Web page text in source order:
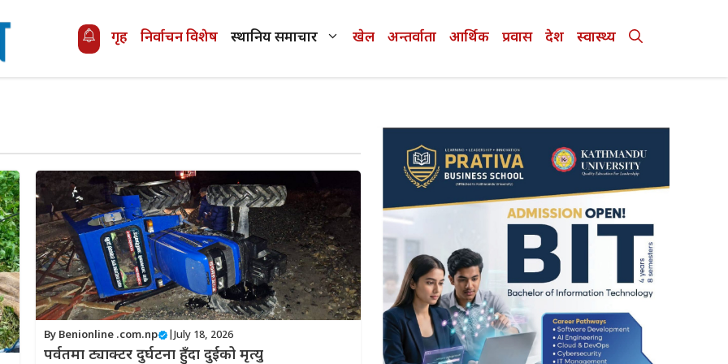
गृह निर्वाचन विशेष स्थानिय समाचार खेल अन्तर्वाता आर्थिक प्रवास देश स्वास्थ्य
By Benionline .com.np July 18, 2026
पर्वतमा ट्याक्टर दुर्घटना हुँदा दुईको मृत्यु